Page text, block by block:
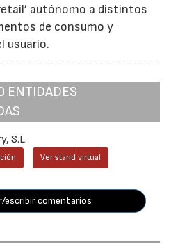
autónomo a distintos
de consumo y
usuario.
ENTIDADES
S.L.
Ver stand virtual
escribir comentarios